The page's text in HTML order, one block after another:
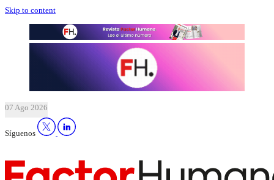
Skip to content
07 Ago 2026
Síguenos